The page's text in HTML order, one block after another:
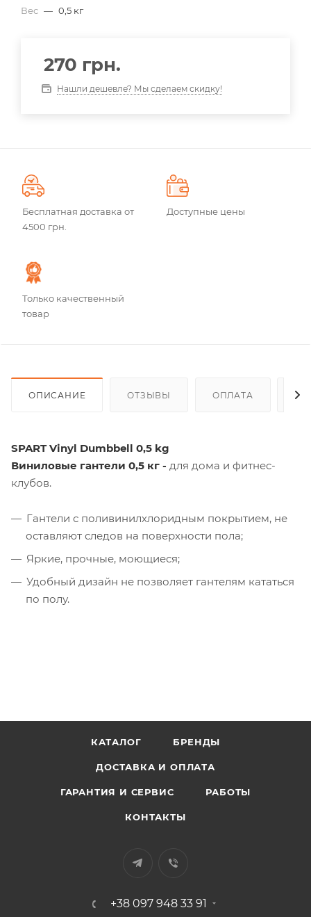
Вес — 0,5 кг
270 грн.
Нашли дешевле? Мы сделаем скидку!
Бесплатная доставка от
4500 грн.
Доступные цены
Только качественный
товар
ОПИСАНИЕ ОТЗЫВЫ ОПЛАТА
SPART Vinyl Dumbbell 0,5 kg
Виниловые гантели 0,5 кг - для дома и фитнес-
клубов.
Гантели с поливинилхлоридным покрытием, не
оставляют следов на поверхности пола;
Яркие, прочные, моющиеся;
Удобный дизайн не позволяет гантелям кататься
по полу.
КАТАЛОГ БРЕНДЫ
ДОСТАВКА И ОПЛАТА
ГАРАНТИЯ И СЕРВИС РАБОТЫ
КОНТАКТЫ
+38 097 948 33 91